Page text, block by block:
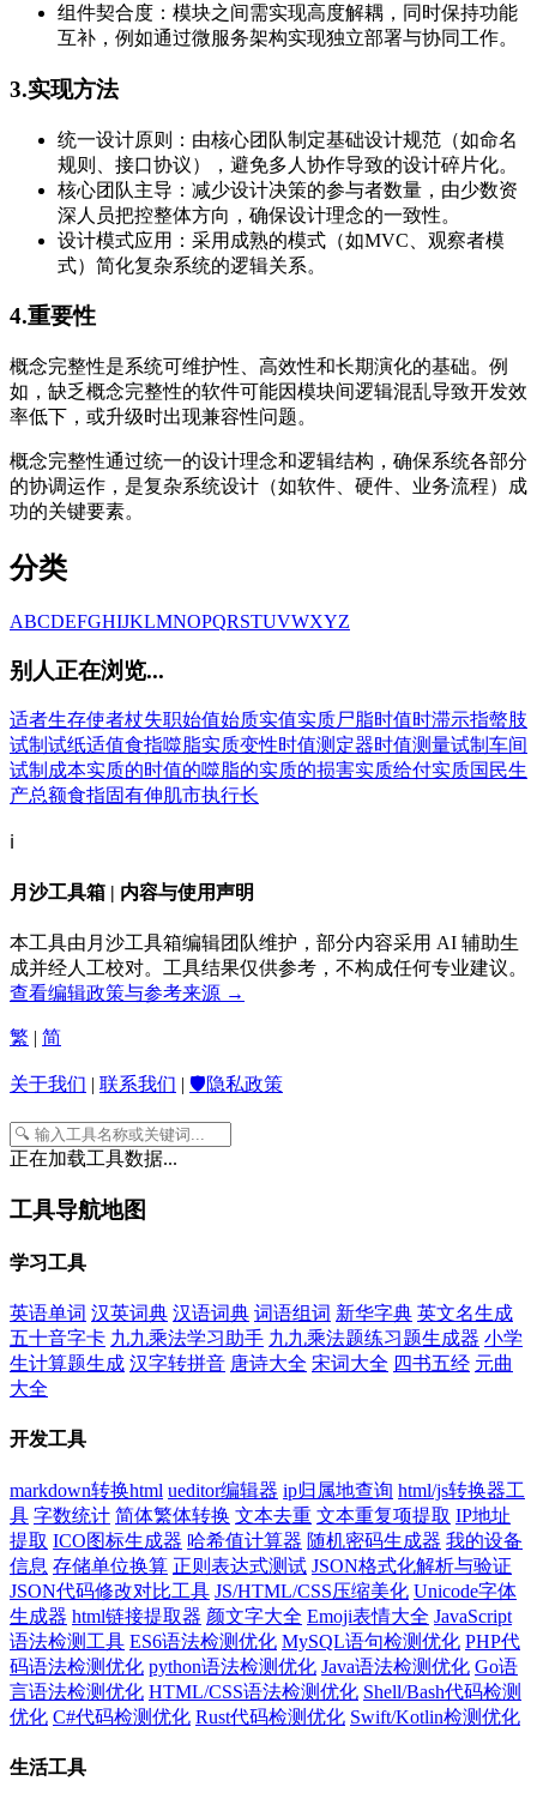
组件契合度：模块之间需实现高度解耦，同时保持功能
互补，例如通过微服务架构实现独立部署与协同工作。
3.实现方法
统一设计原则：由核心团队制定基础设计规范（如命名
规则、接口协议），避免多人协作导致的设计碎片化。
核心团队主导：减少设计决策的参与者数量，由少数资
深人员把控整体方向，确保设计理念的一致性。
设计模式应用：采用成熟的模式（如MVC、观察者模
式）简化复杂系统的逻辑关系。
4.重要性
概念完整性是系统可维护性、高效性和长期演化的基础。例
如，缺乏概念完整性的软件可能因模块间逻辑混乱导致开发效
率低下，或升级时出现兼容性问题。
概念完整性通过统一的设计理念和逻辑结构，确保系统各部分
的协调运作，是复杂系统设计（如软件、硬件、业务流程）成
功的关键要素。
分类
ABCDEFGHIJKLMNOPQRSTUVWXYZ
别人正在浏览...
适者生存使者杖失职始值始质实值实质尸脂时值时滞示指螫肢
试制 试纸适值食指噬脂实质变性时值测定器时值测量试制车间
试制成本实质的时值的噬脂的实质的损害实质给付实质国民生
产总额食指固有伸肌市执行长
ℹ️
月沙工具箱 | 内容与使用声明
本工具由月沙工具箱编辑团队维护，部分内容采用 AI 辅助生
成并经人工校对。工具结果仅供参考，不构成任何专业建议。
查看编辑政策与参考来源 →
繁 | 简
关于我们 | 联系我们 | 🛡️隐私政策
正在加载工具数据...
工具导航地图
学习工具
英语单词 汉英词典 汉语词典 词语组词 新华字典 英文名生成
五十音字卡 九九乘法学习助手 九九乘法题练习题生成器 小学
生计算题生成 汉字转拼音 唐诗大全 宋词大全 四书五经 元曲
大全
开发工具
markdown转换html ueditor编辑器 ip归属地查询 html/js转换器工
具 字数统计 简体繁体转换 文本去重 文本重复项提取 IP地址
提取 ICO图标生成器 哈希值计算器 随机密码生成器 我的设备
信息 存储单位换算 正则表达式测试 JSON格式化解析与验证
JSON代码修改对比工具 JS/HTML/CSS压缩美化 Unicode字体
生成器 html链接提取器 颜文字大全 Emoji表情大全 JavaScript
语法检测工具 ES6语法检测优化 MySQL语句检测优化 PHP代
码语法检测优化 python语法检测优化 Java语法检测优化 Go语
言语法检测优化 HTML/CSS语法检测优化 Shell/Bash代码检测
优化 C#代码检测优化 Rust代码检测优化 Swift/Kotlin检测优化
生活工具